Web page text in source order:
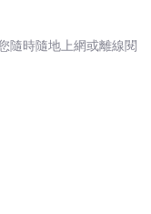
隨時隨地上網或離線閱